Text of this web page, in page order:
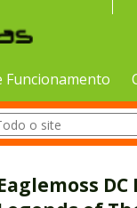
Funcionamento